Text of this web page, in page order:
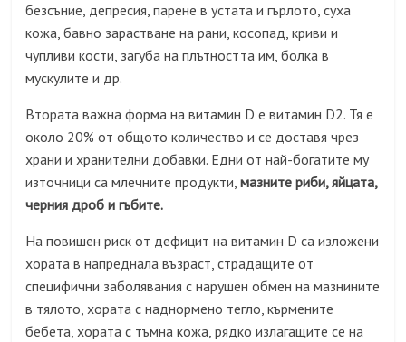
безсъние, депресия, парене в устата и гърлото, суха
кожа, бавно зарастване на рани, косопад, криви и
чупливи кости, загуба на плътността им, болка в
мускулите и др.
Втората важна форма на витамин D е витамин D2. Тя е
около 20% от общото количество и се доставя чрез
храни и хранителни добавки. Едни от най-богатите му
източници са млечните продукти,мазните риби, яйцата,
черния дроб и гъбите.
На повишен риск от дефицит на витамин D са изложени
хората в напреднала възраст, страдащите от
специфични заболявания с нарушен обмен на мазнините
в тялото, хората с наднормено тегло, кърмените
бебета, хората с тъмна кожа, рядко излагащите се на